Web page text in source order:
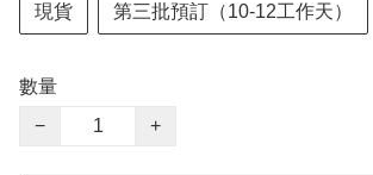
現貨 第三批預訂（10-12工作天）
數量
−
+